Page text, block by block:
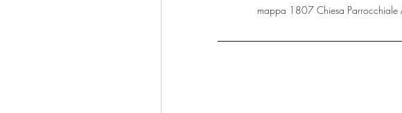
mappa 1807 Chiesa Parrocchiale